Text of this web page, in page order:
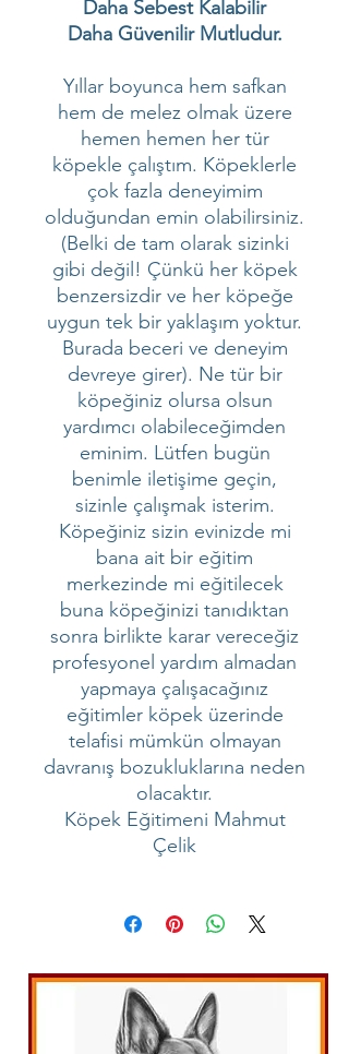
Daha Sebest Kalabilir
Daha Güvenilir Mutludur.
Yıllar boyunca hem safkan
hem de melez olmak üzere
hemen hemen her tür
köpekle çalıştım. Köpeklerle
çok fazla deneyimim
olduğundan emin olabilirsiniz.
(Belki de tam olarak sizinki
gibi değil! Çünkü her köpek
benzersizdir ve her köpeğe
uygun tek bir yaklaşım yoktur.
Burada beceri ve deneyim
devreye girer). Ne tür bir
köpeğiniz olursa olsun
yardımcı olabileceğimden
eminim. Lütfen bugün
benimle iletişime geçin,
sizinle çalışmak isterim.
Köpeğiniz sizin evinizde mi
bana ait bir eğitim
merkezinde mi eğitilecek
buna köpeğinizi tanıdıktan
sonra birlikte karar vereceğiz
profesyonel yardım almadan
yapmaya çalışacağınız
eğitimler köpek üzerinde
telafisi mümkün olmayan
davranış bozukluklarına neden
olacaktır.
Köpek Eğitimeni Mahmut
Çelik